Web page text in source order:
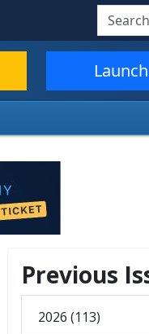
Search
Launch
Previous
2026 (113)